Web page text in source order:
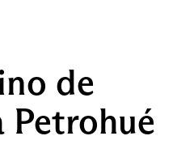
de
Petrohué